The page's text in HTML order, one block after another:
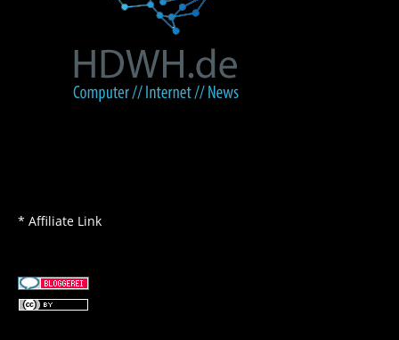
* Affiliate Link